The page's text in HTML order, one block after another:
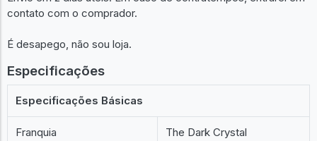
contato com o comprador.
É desapego, não sou loja.
Especificações
Especificações Básicas
Franquia The Dark Crystal